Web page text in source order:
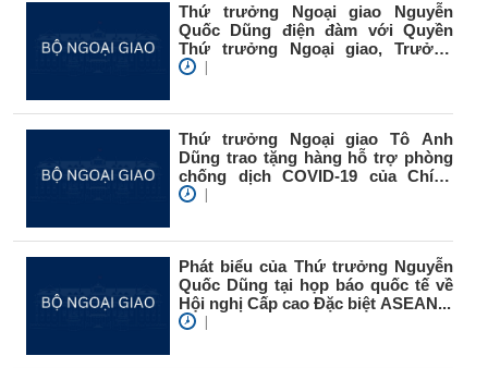
Thứ trưởng Ngoại giao Nguyễn
Quốc Dũng điện đàm với Quyền
Thứ trưởng Ngoại giao, Trưởng
SOM...
|
Thứ trưởng Ngoại giao Tô Anh
Dũng trao tặng hàng hỗ trợ phòng
chống dịch COVID-19 của Chính
phủ...
|
Phát biểu của Thứ trưởng Nguyễn
Quốc Dũng tại họp báo quốc tế về
Hội nghị Cấp cao Đặc biệt ASEAN...
|